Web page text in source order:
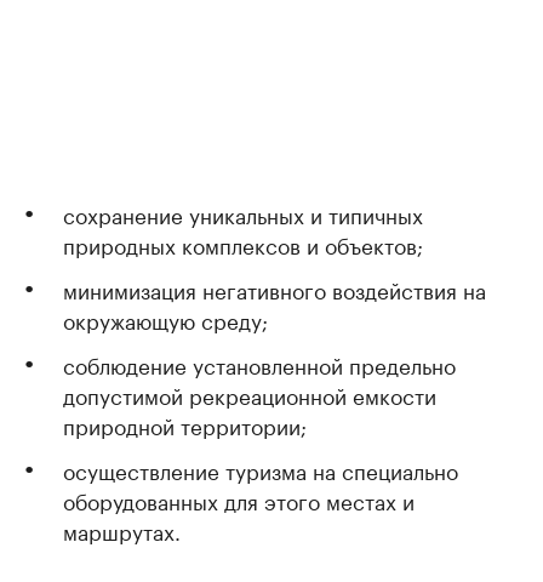
сохранение уникальных и типичных
природных комплексов и объектов;
минимизация негативного воздействия на
окружающую среду;
соблюдение установленной предельно
допустимой рекреационной емкости
природной территории;
осуществление туризма на специально
оборудованных для этого местах и
маршрутах.